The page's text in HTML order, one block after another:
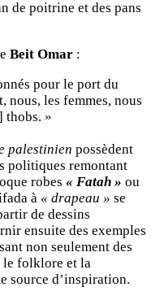
de poitrine et des pans
Beit Omar :
pour le port du
nous, les femmes, nous
thobs. »
palestinien possèdent
politiques remontant
robes « Fatah » ou
à « drapeau » se
de dessins
ensuite des exemples
non seulement des
le folklore et la
source d’inspiration.